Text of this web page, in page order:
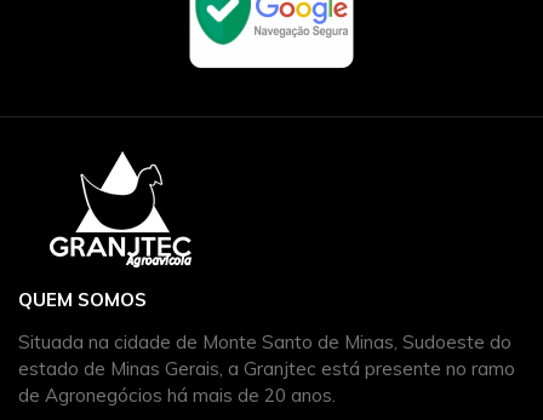
QUEM SOMOS
Situada na cidade de Monte Santo de Minas, Sudoeste do
estado de Minas Gerais, a Granjtec está presente no ramo
de Agronegócios há mais de 20 anos.